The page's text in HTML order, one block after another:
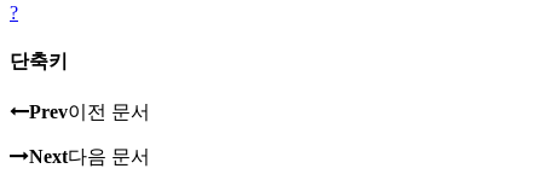
?
단축키
Prev이전 문서
Next다음 문서